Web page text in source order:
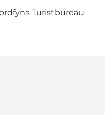
Turistbureau